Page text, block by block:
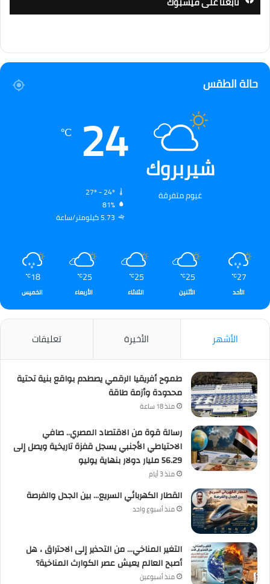
حالة الطقس
شيربروك
غيوم متفرقة
24
℃
81%
5.73 كيلومتر/ساعة
27
℃
الأحد
25
℃
الأثنين
25
℃
الثلاثاء
25
℃
الأربعاء
18
℃
الخميس
الأشهر الأخيرة تعليقات
طموح أفريقيا الرقمي يصطدم بواقع بنية تحتية
محدودة وأزمة طاقة
منذ 18 ساعة
رسالة قوة من الاقتصاد المصري.. صافي
الاحتياطي الأجنبي يسجل قفزة تاريخية ويصل إلى
56.29 مليار دولار بنهاية يوليو
منذ 3 أيام
القطار الكهربائي السريع… بين الجدل والفرصة
منذ أسبوع واحد
التغير المناخي… من التحذير إلى الاحتراق ، هل
أصبح العالم يعيش عصر الكوارث المناخية؟
منذ أسبوعين